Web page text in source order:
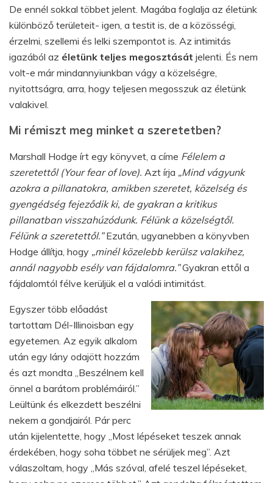
De ennél sokkal többet jelent. Magába foglalja az életünk
különböző területeit- igen, a testit is, de a közösségi,
érzelmi, szellemi és lelki szempontot is. Az intimitás
igazából az életünk teljes megosztását jelenti. És nem
volt-e már mindannyiunkban vágy a közelségre,
nyitottságra, arra, hogy teljesen megosszuk az életünk
valakivel.
Mi rémiszt meg minket a szeretetben?
Marshall Hodge írt egy könyvet, a címe Félelem a
szeretettől (Your fear of love). Azt írja „Mind vágyunk
azokra a pillanatokra, amikben szeretet, közelség és
gyengédség fejeződik ki, de gyakran a kritikus
pillanatban visszahúzódunk. Félünk a közelségtől.
Félünk a szeretettől.”Ezután, ugyanebben a könyvben
Hodge állítja, hogy „minél közelebb kerülsz valakihez,
annál nagyobb esély van fájdalomra.”Gyakran ettől a
fájdalomtól félve kerüljük el a valódi intimitást.
Egyszer több előadást
tartottam Dél-Illinoisban egy
egyetemen. Az egyik alkalom
után egy lány odajött hozzám
és azt mondta „Beszélnem kell
önnel a barátom problémáiról.”
Leültünk és elkezdett beszélni
nekem a gondjairól. Pár perc
után kijelentette, hogy „Most lépéseket teszek annak
érdekében, hogy soha többet ne sérüljek meg”. Azt
válaszoltam, hogy „Más szóval, afelé teszel lépéseket,